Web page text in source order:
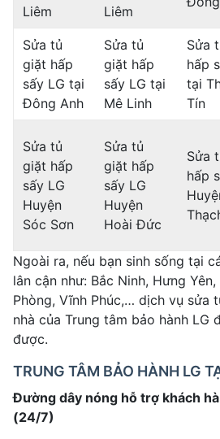
Liêm
Liêm
Sửa tủ
giặt hấp
sấy LG tại
Đông Anh
Sửa tủ
giặt hấp
sấy LG tại
Mê Linh
Sửa
hấp
tại
Tín
Sửa tủ
giặt hấp
sấy LG
Huyện
Sóc Sơn
Sửa tủ
giặt hấp
sấy LG
Huyện
Hoài Đức
Sửa
hấp
Ngoài ra, nếu bạn sinh sống tại
lân cận như: Bắc Ninh, Hưng
Phòng, Vĩnh Phúc,… dịch vụ sửa
nhà của Trung tâm bảo hành LG
được.
TRUNG TÂM BẢO HÀNH LG
Đường dây nóng hỗ trợ khách
(24/7)